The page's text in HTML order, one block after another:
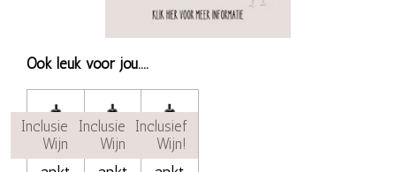
Ook leuk voor jou....
Inclusief
Wijn!
Bed
Inclusief
Wijn!
Bed
Inclusief
Wijn!
Bed